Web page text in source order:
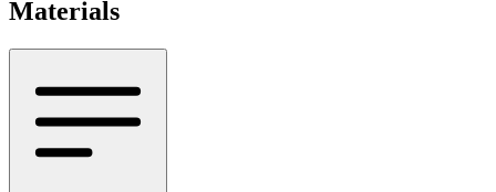
Materials